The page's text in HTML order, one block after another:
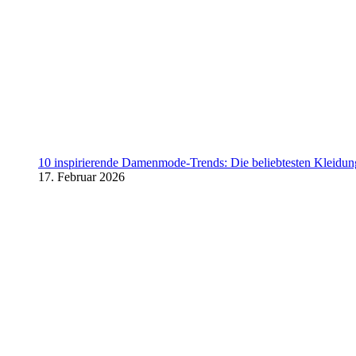
10 inspirierende Damenmode-Trends: Die beliebtesten
17. Februar 2026